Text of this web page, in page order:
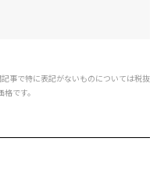
事で特に表記がないものについては税抜
です。